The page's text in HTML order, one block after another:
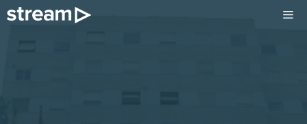
Saltar